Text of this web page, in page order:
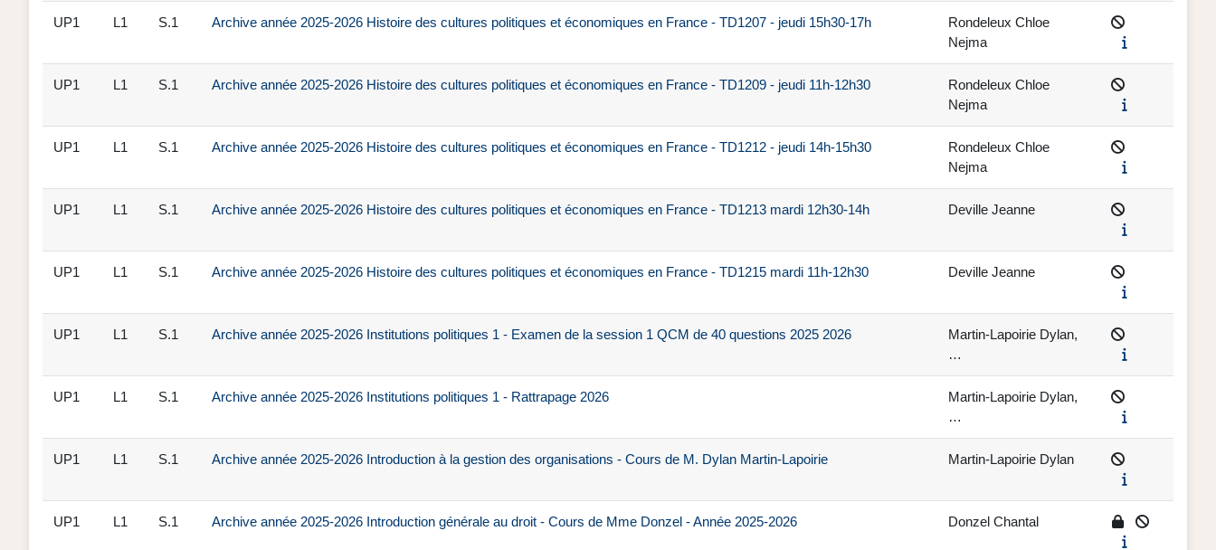
UP1 L1 S.1 Archive année 2025-2026 Histoire des cultures politiques et économiques en France - TD1207 - jeudi 15h30-17h
Rondeleux Chloe
Nejma
UP1 L1 S.1 Archive année 2025-2026 Histoire des cultures politiques et économiques en France - TD1209 - jeudi 11h-12h30
Rondeleux Chloe
Nejma
UP1 L1 S.1 Archive année 2025-2026 Histoire des cultures politiques et économiques en France - TD1212 - jeudi 14h-15h30
Rondeleux Chloe
Nejma
UP1 L1 S.1 Archive année 2025-2026 Histoire des cultures politiques et économiques en France - TD1213 mardi 12h30-14h Deville Jeanne
UP1 L1 S.1 Archive année 2025-2026 Histoire des cultures politiques et économiques en France - TD1215 mardi 11h-12h30 Deville Jeanne
UP1 L1 S.1 Archive année 2025-2026 Institutions politiques 1 - Examen de la session 1 QCM de 40 questions 2025 2026
Martin-Lapoirie Dylan,
…
UP1 L1 S.1 Archive année 2025-2026 Institutions politiques 1 - Rattrapage 2026
Martin-Lapoirie Dylan,
…
UP1 L1 S.1 Archive année 2025-2026 Introduction à la gestion des organisations - Cours de M. Dylan Martin-Lapoirie Martin-Lapoirie Dylan
UP1 L1 S.1 Archive année 2025-2026 Introduction générale au droit - Cours de Mme Donzel - Année 2025-2026 Donzel Chantal